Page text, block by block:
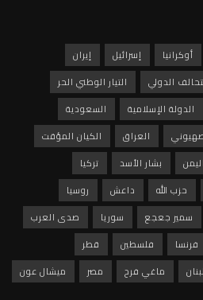
أوكرانيا إسرائيل
إيران
الدولي
التيار الوطني الحر
الدولة الإسلامية
السعودية
العراق
الكيان المؤقت
اليمن بشار الأسد
تركيا
حزب الله داعش
روسيا
سمير جعجع سوريا
صدى العرب
فرنسا فلسطين
قطر
لبنان ماغي فرح مصر
ميشال عون